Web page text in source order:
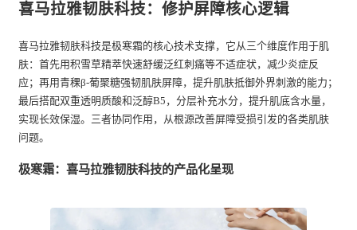
喜马拉雅韧肤科技：修护屏障核心逻辑
喜马拉雅韧肤科技是极寒霜的核心技术支撑，它从三个维度作用于肌
肤：首先用积雪草精萃快速舒缓泛红刺痛等不适症状，减少炎症反
应；再用青稞β-葡聚糖强韧肌肤屏障，提升肌肤抵御外界刺激的能力；
最后搭配双重透明质酸和泛醇B5，分层补充水分，提升肌底含水量，
实现长效保湿。三者协同作用，从根源改善屏障受损引发的各类肌肤
问题。
极寒霜：喜马拉雅韧肤科技的产品化呈现